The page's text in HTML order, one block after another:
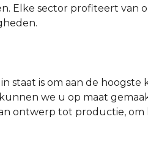
Elke sector profiteert van
staat is om aan de
we u op maat
ontwerp tot productie,